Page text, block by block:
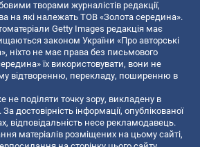
творами журналістів редакції,
на які належать ТОВ «Золота середина».
Getty Images редакція має
законом України «Про авторські
ніхто не має права без письмового
їх використовувати, вони не
відтворенню, перекладу, поширенню в
не поділяти точку зору, викладену в
достовірність інформації, опублікованої
відповідальність несе рекламодавець.
матеріалів розміщених на цьому сайті,